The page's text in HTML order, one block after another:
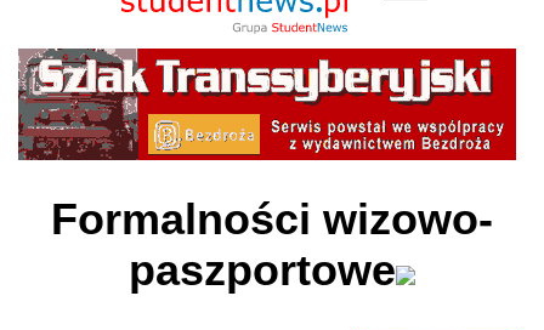
Formalności wizowo-
paszportowe